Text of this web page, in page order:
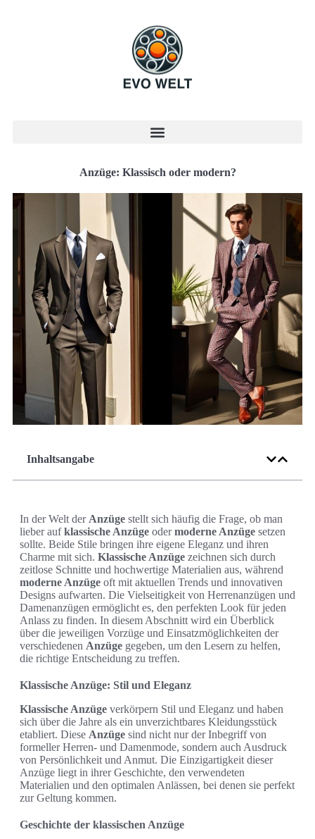
Anzüge: Klassisch oder modern?
Inhaltsangabe
In der Welt der Anzüge stellt sich häufig die Frage, ob man
lieber aufklassische Anzüge odermoderne Anzüge setzen
sollte. Beide Stile bringen ihre eigene Eleganz und ihren
Charme mit sich. Klassische Anzüge zeichnen sich durch
zeitlose Schnitte und hochwertige Materialien aus, während
moderne Anzüge oft mit aktuellen Trends und innovativen
Designs aufwarten. Die Vielseitigkeit von Herrenanzügen und
Damenanzügen ermöglicht es, den perfekten Look für jeden
Anlass zu finden. In diesem Abschnitt wird ein Überblick
über die jeweiligen Vorzüge und Einsatzmöglichkeiten der
verschiedenen Anzüge gegeben, um den Lesern zu helfen,
die richtige Entscheidung zu treffen.
Klassische Anzüge: Stil und Eleganz
Klassische Anzüge verkörpern Stil und Eleganz und haben
sich über die Jahre als ein unverzichtbares Kleidungsstück
etabliert. Diese Anzüge sind nicht nur der Inbegriff von
formeller Herren- und Damenmode, sondern auch Ausdruck
von Persönlichkeit und Anmut. Die Einzigartigkeit dieser
Anzüge liegt in ihrer Geschichte, den verwendeten
Materialien und den optimalen Anlässen, bei denen sie perfekt
zur Geltung kommen.
Geschichte der klassischen Anzüge